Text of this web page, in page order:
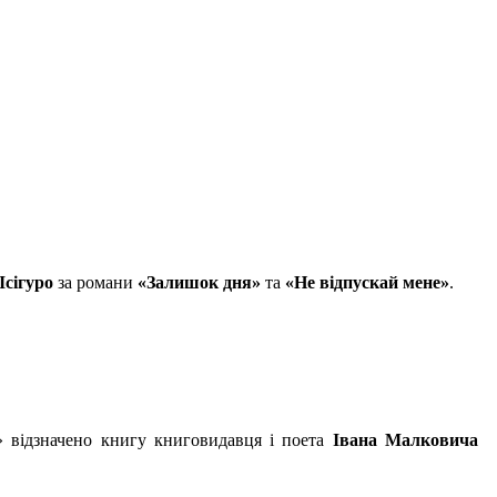
за романи «Залишок дня» та «Не відпускай мене».
відзначено книгу книговидавця і поета Івана Малковича